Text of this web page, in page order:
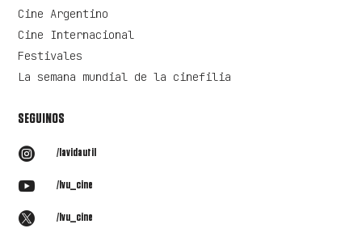
Cine Argentino
Cine Internacional
Festivales
La semana mundial de la cinefilia
SEGUINOS
 /lavidautil
 /lvu_cine
 /lvu_cine